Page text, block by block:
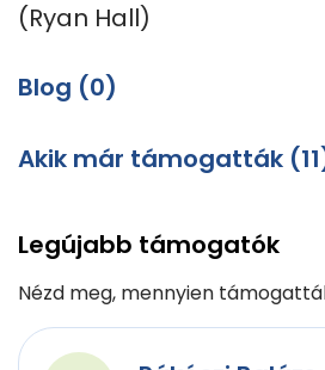
(Ryan Hall)
Blog (0)
Akik már támogatták
Legújabb támogatók
Nézd meg, mennyien